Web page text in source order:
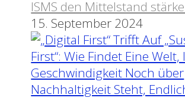
ISMS den Mittelstand
15. September 2024